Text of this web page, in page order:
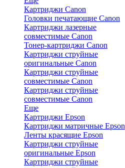
Картриджи Canon
Головки печатающие Canon
Картриджи лазерные
совместимые Canon
Тонер-картриджи Canon
Картриджи струйные
оригинальные Canon
Картриджи струйные
совместимые Canon
Картриджи струйные
совместимые Canon
Еще
Картриджи Epson
Картриджи матричные Epson
Ленты красящие Epson
Картриджи струйные
оригинальные Epson
Картриджи струйные